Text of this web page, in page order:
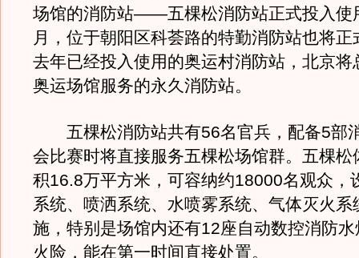
场馆的消防站——五棵松消防站正式投入使
月，位于朝阳区科荟路的特勤消防站也将正
去年已经投入使用的奥运村消防站，北京将
奥运场馆服务的永久消防站。
五棵松消防站共有56名官兵，配备5部
会比赛时将直接服务五棵松场馆群。五棵松
积16.8万平方米，可容纳约18000名观众，
系统、喷洒系统、水喷雾系统、气体灭火系
施，特别是场馆内还有12座自动数控消防
火险，能在第一时间直接处置。